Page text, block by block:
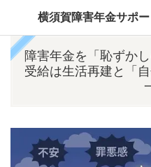
横須賀障害年金サポ
障害年金を「恥ずか
受給は生活再建と「